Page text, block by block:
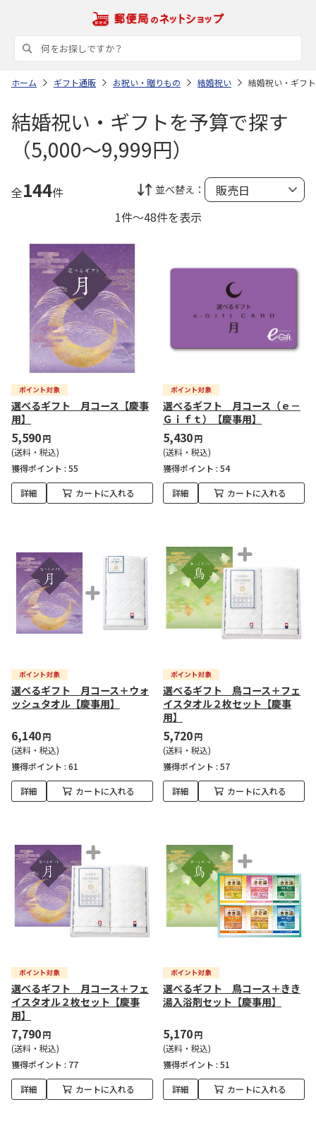
ホーム ギフト通販 お祝い・贈りもの 結婚祝い 結婚祝い・ギフ
結婚祝い・ギフトを予算で探す
（5,000～9,999円）
全144件 並べ替え：
1件～48件を表示
選べるギフト 月コース【慶事
用】
5,590円
(送料・税込)
獲得ポイント : 55
詳細 カートに入れる
選べるギフト 月コース（ｅ－
Ｇｉｆｔ）【慶事用】
5,430円
(送料・税込)
獲得ポイント : 54
詳細 カートに入れる
選べるギフト 月コース＋ウォ
ッシュタオル【慶事用】
6,140円
(送料・税込)
獲得ポイント : 61
詳細 カートに入れる
選べるギフト 鳥コース＋フェ
イスタオル２枚セット【慶事
用】
5,720円
(送料・税込)
獲得ポイント : 57
詳細 カートに入れる
選べるギフト 月コース＋フェ
イスタオル２枚セット【慶事
用】
7,790円
(送料・税込)
獲得ポイント : 77
詳細 カートに入れる
選べるギフト 鳥コース＋きき
湯入浴剤セット【慶事用】
5,170円
(送料・税込)
獲得ポイント : 51
詳細 カートに入れる